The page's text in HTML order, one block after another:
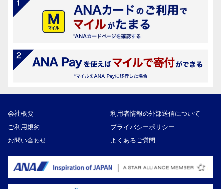
会社概要
利用者情報の外部送信について
ご利用規約
プライバシーポリシー
お問い合わせ
よくあるご質問